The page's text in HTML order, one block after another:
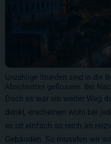
Unzählige Stunden sind in die
Abschnittes geflossen. Bei
Doch es war ein weiter Weg
denkt, erscheinen wohl bei
es ist einfach so reich an
Gebäuden. So mussten wir